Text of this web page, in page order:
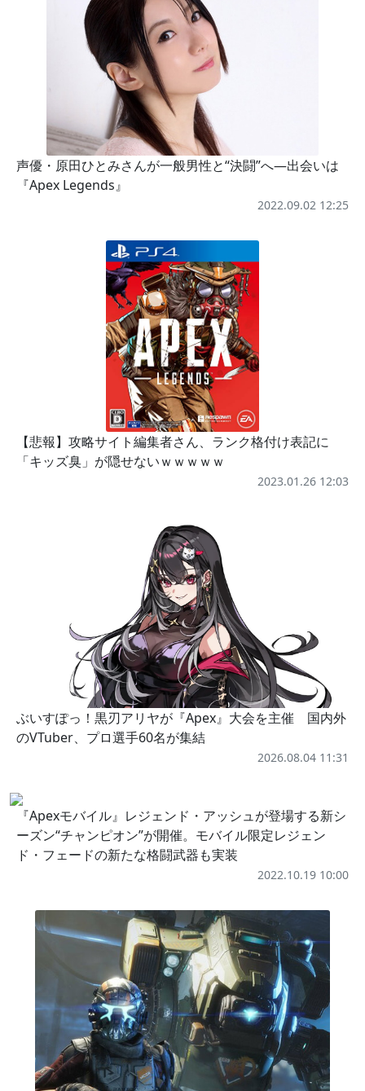
声優・原田ひとみさんが一般男性と“決闘”へ―出会いは
『Apex Legends』
2022.09.02 12:25
【悲報】攻略サイト編集者さん、ランク格付け表記に
「キッズ臭」が隠せないｗｗｗｗｗ
2023.01.26 12:03
ぶいすぽっ！黒刃アリヤが『Apex』大会を主催 国内外
のVTuber、プロ選手60名が集結
2026.08.04 11:31
『Apexモバイル』レジェンド・アッシュが登場する新シ
ーズン“チャンピオン”が開催。モバイル限定レジェン
ド・フェードの新たな格闘武器も実装
2022.10.19 10:00